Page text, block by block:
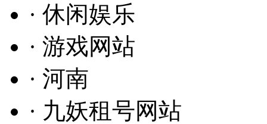
· 休闲娱乐
· 游戏网站
· 河南
· 九妖租号网站